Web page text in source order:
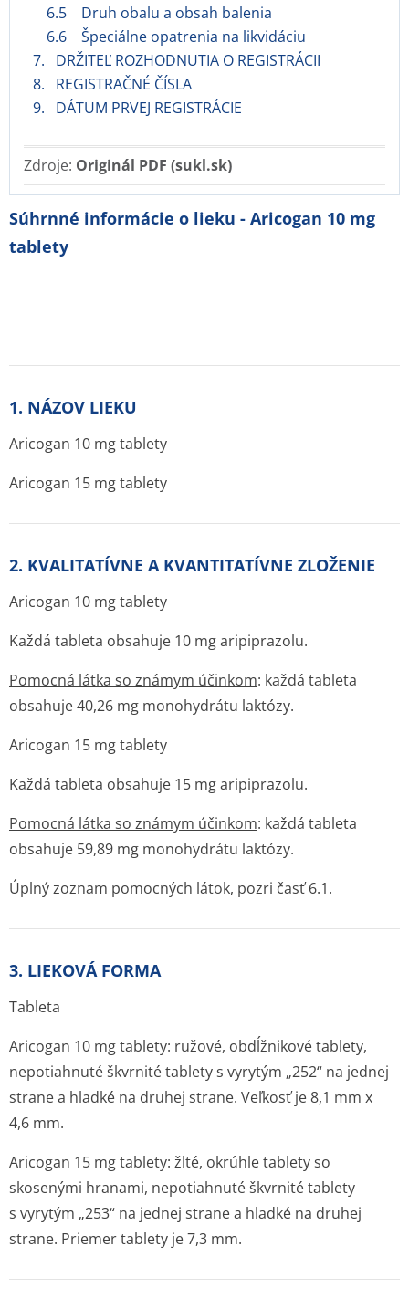
6.5 Druh obalu a obsah balenia
6.6 Špeciálne opatrenia na likvidáciu
7. DRŽITEĽ ROZHODNUTIA O REGISTRÁCII
8. REGISTRAČNÉ ČÍSLA
9. DÁTUM PRVEJ REGISTRÁCIE
Zdroje: Originál PDF (sukl.sk)
Súhrnné informácie o lieku - Aricogan 10 mg
tablety
1. NÁZOV LIEKU
Aricogan 10 mg tablety
Aricogan 15 mg tablety
2. KVALITATÍVNE A KVANTITATÍVNE ZLOŽENIE
Aricogan 10 mg tablety
Každá tableta obsahuje 10 mg aripiprazolu.
Pomocná látka so známym účinkom: každá tableta
obsahuje 40,26 mg monohydrátu laktózy.
Aricogan 15 mg tablety
Každá tableta obsahuje 15 mg aripiprazolu.
Pomocná látka so známym účinkom: každá tableta
obsahuje 59,89 mg monohydrátu laktózy.
Úplný zoznam pomocných látok, pozri časť 6.1.
3. LIEKOVÁ FORMA
Tableta
Aricogan 10 mg tablety: ružové, obdĺžnikové tablety,
nepotiahnuté škvrnité tablety s vyrytým „252“ na jednej
strane a hladké na druhej strane. Veľkosť je 8,1 mm x
4,6 mm.
Aricogan 15 mg tablety: žlté, okrúhle tablety so
skosenými hranami, nepotiahnuté škvrnité tablety
s vyrytým „253“ na jednej strane a hladké na druhej
strane. Priemer tablety je 7,3 mm.